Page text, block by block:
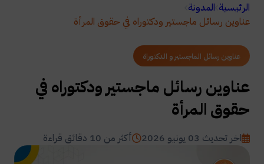
الرئيسية المدونة
عناوين رسائل ماجستير ودكتوراه في حقوق المرأة
عناوين رسائل الماجستير و الدكتوراة
عناوين رسائل ماجستير ودكتوراه في
حقوق المرأة
اخر تحديث 03 يونيو 2026 أكثر من 10 دقائق قراءة